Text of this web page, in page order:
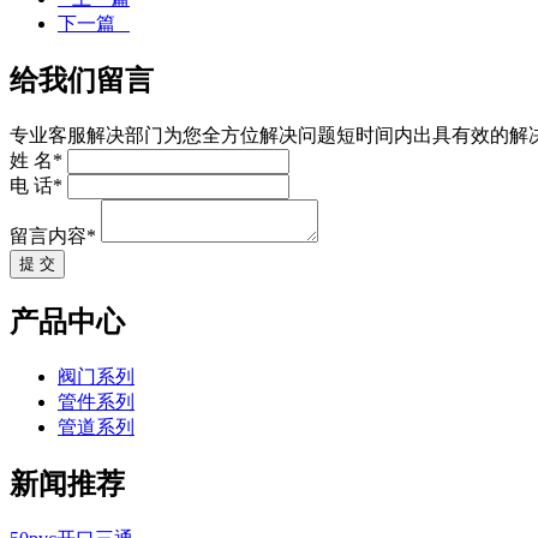
下一篇
给我们留言
专业客服解决部门为您全方位解决问题短时间内出具有效的解
姓 名*
电 话*
留言内容*
提 交
产品中心
阀门系列
管件系列
管道系列
新闻推荐